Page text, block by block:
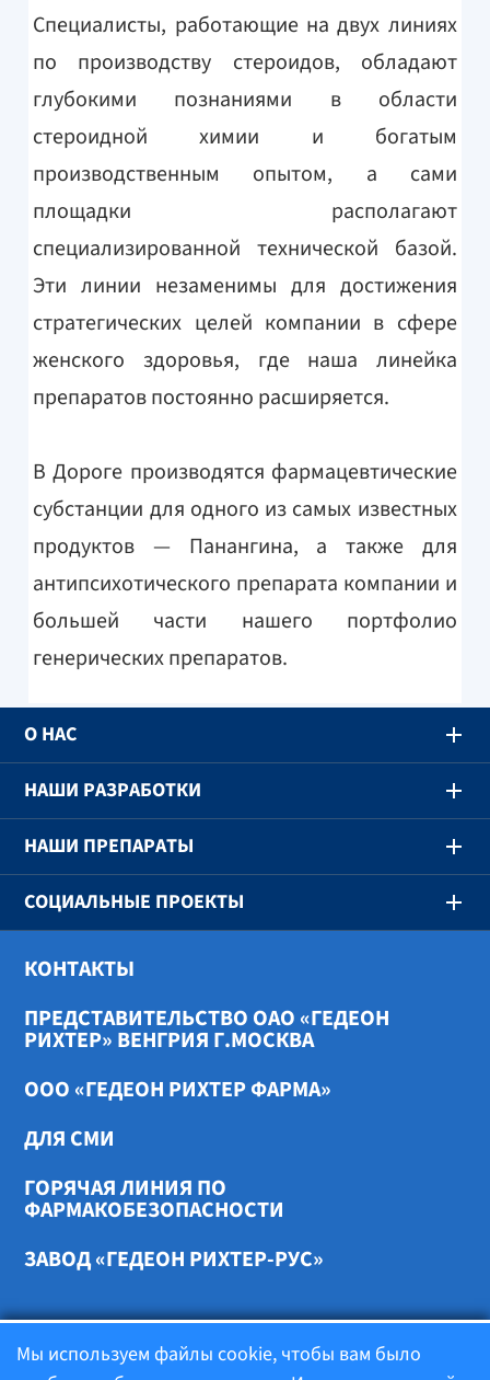
Специалисты, работающие на двух линиях
по производству стероидов, обладают
глубокими познаниями в области
стероидной химии и богатым
производственным опытом, а сами
площадки располагают
специализированной технической базой.
Эти линии незаменимы для достижения
стратегических целей компании в сфере
женского здоровья, где наша линейка
препаратов постоянно расширяется.
В Дороге производятся фармацевтические
субстанции для одного из самых известных
продуктов — Панангина, а также для
антипсихотического препарата компании и
большей части нашего портфолио
генерических препаратов.
О НАС
НАШИ РАЗРАБОТКИ
НАШИ ПРЕПАРАТЫ
СОЦИАЛЬНЫЕ ПРОЕКТЫ
КОНТАКТЫ
ПРЕДСТАВИТЕЛЬСТВО ОАО «ГЕДЕОН
РИХТЕР» ВЕНГРИЯ Г.МОСКВА
ООО «ГЕДЕОН РИХТЕР ФАРМА»
ДЛЯ СМИ
ГОРЯЧАЯ ЛИНИЯ ПО
ФАРМАКОБЕЗОПАСНОСТИ
ЗАВОД «ГЕДЕОН РИХТЕР-РУС»
Cookies
Мы используем файлы cookie, чтобы вам было